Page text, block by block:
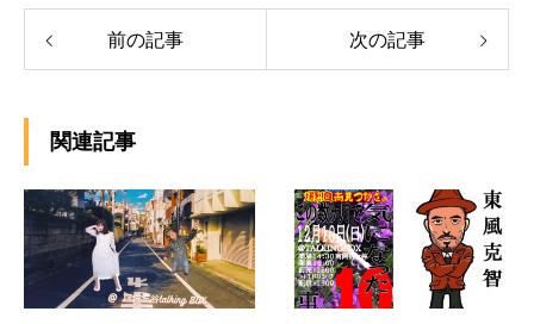
前の記事 次の記事
関連記事